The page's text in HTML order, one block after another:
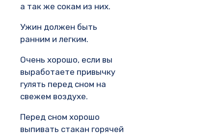
а так же сокам из них.
Ужин должен быть
ранним и легким.
Очень хорошо, если вы
выработаете привычку
гулять перед сном на
свежем воздухе.
Перед сном хорошо
выпивать стакан горячей